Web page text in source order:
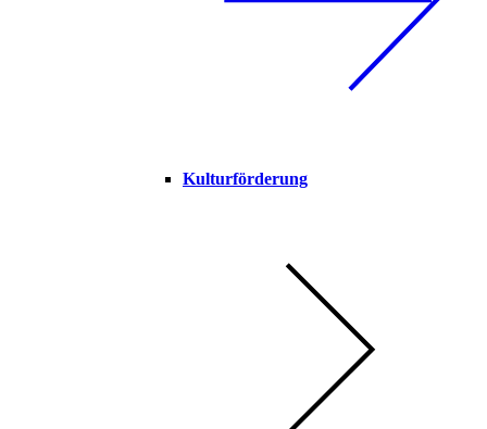
Kulturförderung